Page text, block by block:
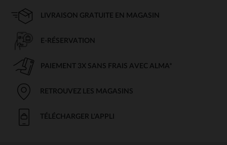
LIVRAISON GRATUITE EN MAGASIN
E-RÉSERVATION
PAIEMENT 3X SANS FRAIS AVEC ALMA*
RETROUVEZ LES MAGASINS
TÉLÉCHARGER L'APPLI